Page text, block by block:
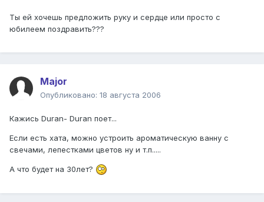
Ты ей хочешь предложить руку и сердце или просто с
юбилеем поздравить???
Major
Опубликовано: 18 августа 2006
Кажись Duran- Duran поет...
Если есть хата, можно устроить ароматическую ванну с
свечами, лепестками цветов ну и т.п.....
А что будет на 30лет?